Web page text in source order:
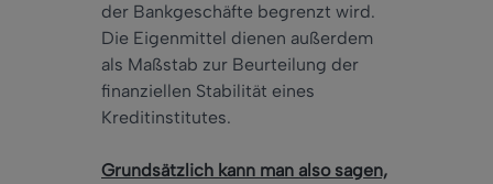
der Bankgeschäfte begrenzt wird.
Die Eigenmittel dienen außerdem
als Maßstab zur Beurteilung der
finanziellen Stabilität eines
Kreditinstitutes.
Grundsätzlich kann man also sagen,